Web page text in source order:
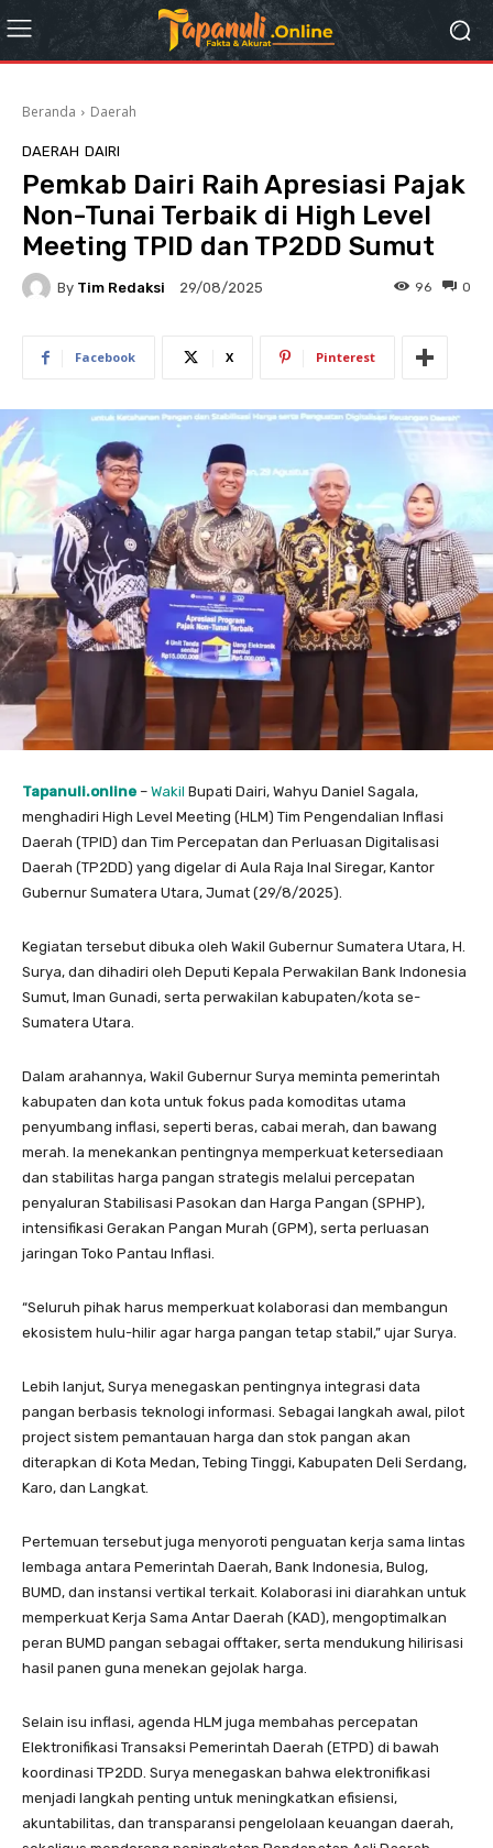
Beranda Daerah
DAERAH DAIRI
Pemkab Dairi Raih Apresiasi Pajak
Non-Tunai Terbaik di High Level
Meeting TPID dan TP2DD Sumut
By Tim Redaksi 29/08/2025 0
96
Facebook X Pinterest
Tapanuli.online – Wakil Bupati Dairi, Wahyu Daniel Sagala,
menghadiri High Level Meeting (HLM) Tim Pengendalian Inflasi
Daerah (TPID) dan Tim Percepatan dan Perluasan Digitalisasi
Daerah (TP2DD) yang digelar di Aula Raja Inal Siregar, Kantor
Gubernur Sumatera Utara, Jumat (29/8/2025).
Kegiatan tersebut dibuka oleh Wakil Gubernur Sumatera Utara, H.
Surya, dan dihadiri oleh Deputi Kepala Perwakilan Bank Indonesia
Sumut, Iman Gunadi, serta perwakilan kabupaten/kota se-
Sumatera Utara.
Dalam arahannya, Wakil Gubernur Surya meminta pemerintah
kabupaten dan kota untuk fokus pada komoditas utama
penyumbang inflasi, seperti beras, cabai merah, dan bawang
merah. Ia menekankan pentingnya memperkuat ketersediaan
dan stabilitas harga pangan strategis melalui percepatan
penyaluran Stabilisasi Pasokan dan Harga Pangan (SPHP),
intensifikasi Gerakan Pangan Murah (GPM), serta perluasan
jaringan Toko Pantau Inflasi.
“Seluruh pihak harus memperkuat kolaborasi dan membangun
ekosistem hulu-hilir agar harga pangan tetap stabil,” ujar Surya.
Lebih lanjut, Surya menegaskan pentingnya integrasi data
pangan berbasis teknologi informasi. Sebagai langkah awal, pilot
project sistem pemantauan harga dan stok pangan akan
diterapkan di Kota Medan, Tebing Tinggi, Kabupaten Deli Serdang,
Karo, dan Langkat.
Pertemuan tersebut juga menyoroti penguatan kerja sama lintas
lembaga antara Pemerintah Daerah, Bank Indonesia, Bulog,
BUMD, dan instansi vertikal terkait. Kolaborasi ini diarahkan untuk
memperkuat Kerja Sama Antar Daerah (KAD), mengoptimalkan
peran BUMD pangan sebagai offtaker, serta mendukung hilirisasi
hasil panen guna menekan gejolak harga.
Selain isu inflasi, agenda HLM juga membahas percepatan
Elektronifikasi Transaksi Pemerintah Daerah (ETPD) di bawah
koordinasi TP2DD. Surya menegaskan bahwa elektronifikasi
menjadi langkah penting untuk meningkatkan efisiensi,
akuntabilitas, dan transparansi pengelolaan keuangan daerah,